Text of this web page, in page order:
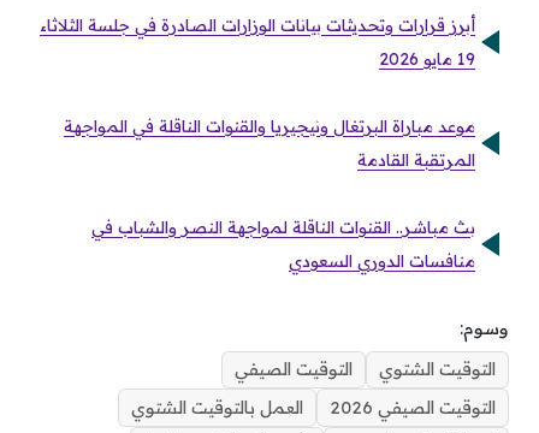
أبرز قرارات وتحديثات بيانات الوزارات الصادرة في جلسة الثلاثاء
19 مايو 2026
موعد مباراة البرتغال ونيجيريا والقنوات الناقلة في المواجهة
المرتقبة القادمة
بث مباشر.. القنوات الناقلة لمواجهة النصر والشباب في
منافسات الدوري السعودي
وسوم:
التوقيت الشتوي
التوقيت الصيفي
التوقيت الصيفي 2026
العمل بالتوقيت الشتوي